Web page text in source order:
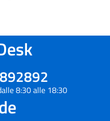
8:30 alle 18:30